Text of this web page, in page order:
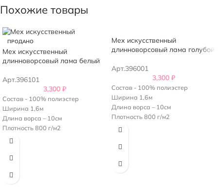
Похожие товары
ПРОДАНО
Мех искусственный
длинноворсовый лама белый
Арт.396101
3,300 ₽
Состав - 100% полиэстер
Ширина 1,6м
Длина ворса – 10см
Плотность 800 г/м2
Мех искусственный
длинноворсовый лама голубой
Арт.396001
3,300 ₽
Состав - 100% полиэстер
Ширина 1,6м
Длина ворса – 10см
Плотность 800 г/м2